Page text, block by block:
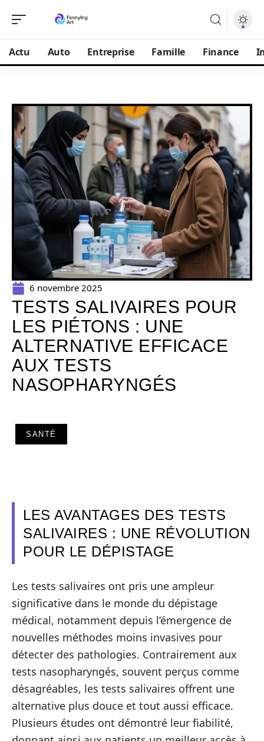
Actu Auto Entreprise Famille Finance
6 novembre 2025
TESTS SALIVAIRES POUR
LES PIÉTONS : UNE
ALTERNATIVE EFFICACE
AUX TESTS
NASOPHARYNGÉS
SANTÉ
LES AVANTAGES DES TESTS
SALIVAIRES : UNE RÉVOLUTION
POUR LE DÉPISTAGE
Les tests salivaires ont pris une ampleur
significative dans le monde du dépistage
médical, notamment depuis l’émergence de
nouvelles méthodes moins invasives pour
détecter des pathologies. Contrairement aux
tests nasopharyngés, souvent perçus comme
désagréables, les tests salivaires offrent une
alternative plus douce et tout aussi efficace.
Plusieurs études ont démontré leur fiabilité,